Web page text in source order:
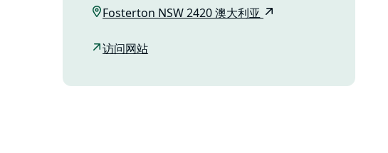
Fosterton NSW 2420 澳大利亚
访问网站